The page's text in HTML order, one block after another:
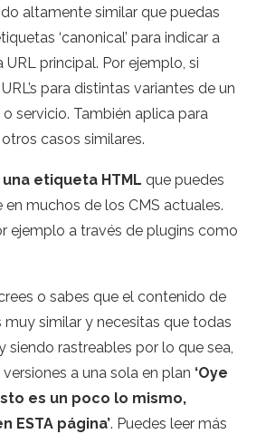
altamente similar que puedas
‘canonical’ para indicar a
URL principal. Por ejemplo, si
para distintas variantes de un
servicio. También aplica para
casos similares.
etiqueta HTML que puedes
muchos de los CMS actuales.
ejemplo a través de plugins como
o sabes que el contenido de
muy similar y necesitas que todas
siendo rastreables por lo que sea,
a una sola en plan ‘Oye
es un poco lo mismo,
ESTA página’. Puedes leer más